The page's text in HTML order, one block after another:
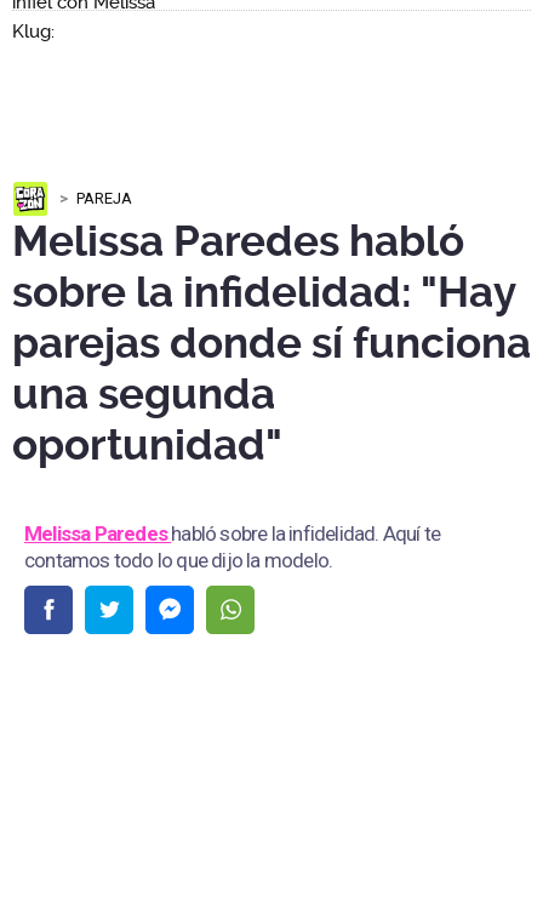
PAREJA
Melissa Paredes habló
sobre la infidelidad: "Hay
parejas donde sí funciona
una segunda
oportunidad"
Melissa Paredeshabló sobre la infidelidad. Aquí te
contamos todo lo que dijo la modelo.